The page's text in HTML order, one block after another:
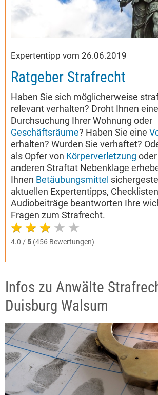
Expertentipp vom 26.06.2019
Ratgeber Strafrecht
Haben Sie sich möglicherweise
relevant verhalten? Droht Ihnen eine
Durchsuchung Ihrer Wohnung oder
Geschäftsräume? Haben Sie eine
erhalten? Wurden Sie verhaftet?
als Opfer von Körperverletzung
anderen Straftat Nebenklage
Ihnen Betäubungsmittel
aktuellen Expertentipps,
Audiobeiträge beantworten Ihre
Fragen zum Strafrecht.
4.0 / 5 (456 Bewertungen)
Infos zu Anwälte
Duisburg Walsum